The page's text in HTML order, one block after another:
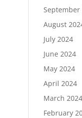
September
August
July 2024
June 2024
May 2024
April 2024
March 2024
February